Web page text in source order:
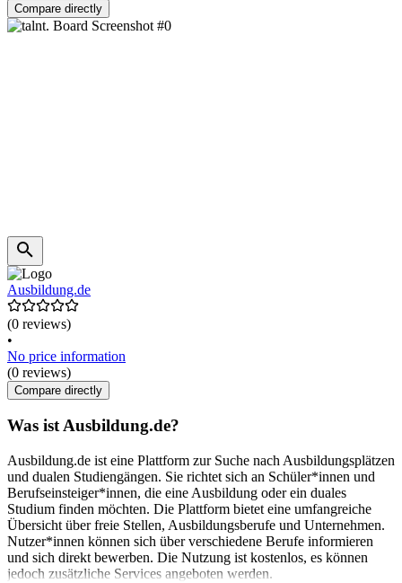
Compare directly
Ausbildung.de
(0 reviews)
•
No price information
(0 reviews)
Compare directly
Was ist Ausbildung.de?
Ausbildung.de ist eine Plattform zur Suche nach Ausbildungsplätzen
und dualen Studiengängen. Sie richtet sich an Schüler*innen und
Berufseinsteiger*innen, die eine Ausbildung oder ein duales
Studium finden möchten. Die Plattform bietet eine umfangreiche
Übersicht über freie Stellen, Ausbildungsberufe und Unternehmen.
Nutzer*innen können sich über verschiedene Berufe informieren
und sich direkt bewerben. Die Nutzung ist kostenlos, es können
jedoch zusätzliche Services angeboten werden.